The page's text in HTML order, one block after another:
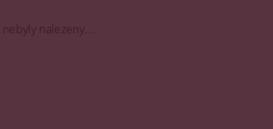
nebyly nalezeny....